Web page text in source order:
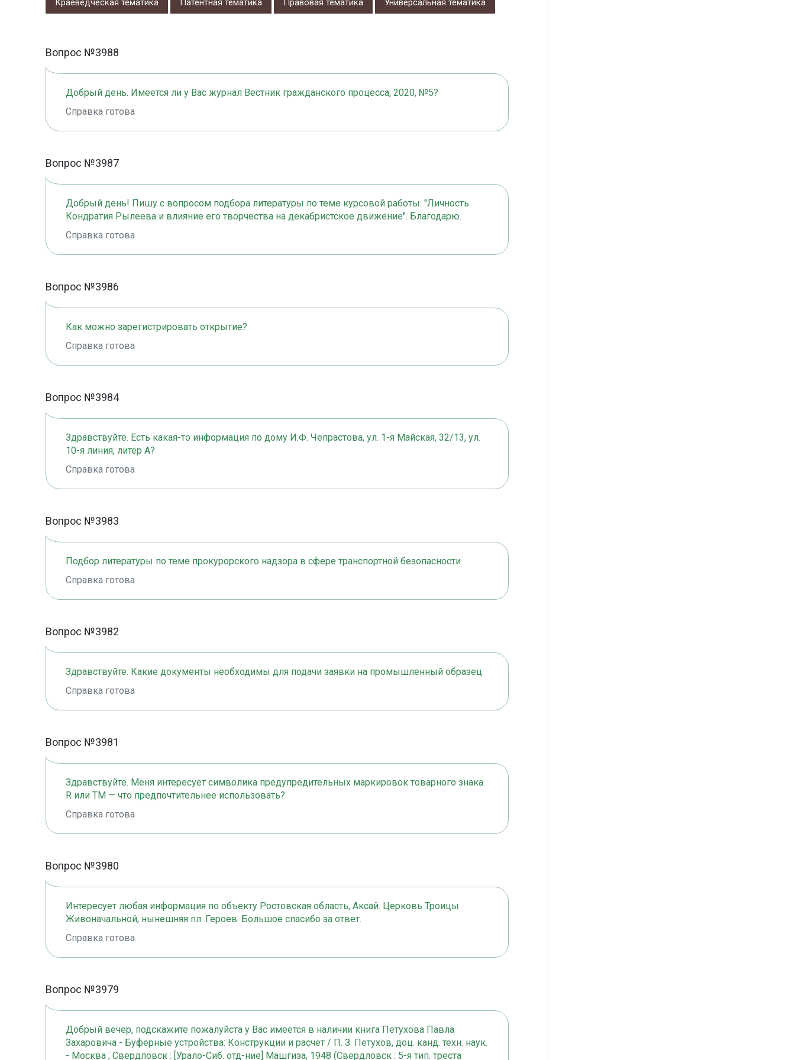
Краеведческая тематика Патентная тематика Правовая тематика Универсальная тематика
Вопрос №3988
Добрый день. Имеется ли у Вас журнал Вестник гражданского процесса, 2020, №5?
Справка готова
Вопрос №3987
Добрый день! Пишу с вопросом подбора литературы по теме курсовой работы: "Личность
Кондратия Рылеева и влияние его творчества на декабристское движение". Благодарю.
Справка готова
Вопрос №3986
Как можно зарегистрировать открытие?
Справка готова
Вопрос №3984
Здравствуйте. Есть какая-то информация по дому И.Ф. Чепрастова, ул. 1-я Майская, 32/13, ул.
10-я линия, литер А?
Справка готова
Вопрос №3983
Подбор литературы по теме прокурорского надзора в сфере транспортной безопасности
Справка готова
Вопрос №3982
Здравствуйте. Какие документы необходимы для подачи заявки на промышленный образец.
Справка готова
Вопрос №3981
Здравствуйте. Меня интересует символика предупредительных маркировок товарного знака.
R или TM — что предпочтительнее использовать?
Справка готова
Вопрос №3980
Интересует любая информация по объекту Ростовская область, Аксай. Церковь Троицы
Живоначальной, нынешняя пл. Героев. Большое спасибо за ответ.
Справка готова
Вопрос №3979
Добрый вечер, подскажите пожалуйста у Вас имеется в наличии книга Петухова Павла
Захаровича - Буферные устройства: Конструкции и расчет / П. З. Петухов, доц. канд. техн. наук.
- Москва ; Свердловск : [Урало-Сиб. отд-ние] Машгиза, 1948 (Свердловск : 5-я тип. треста